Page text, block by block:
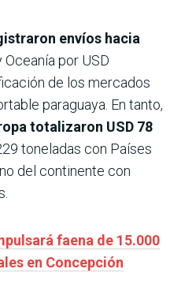
envíos hacia
Oceanía por USD
de los mercados
paraguaya. En tanto,
totalizaron USD 78
toneladas con Países
del continente con
faena de 15.000
en Concepción